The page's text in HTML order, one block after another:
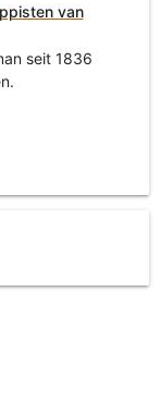
van
seit 1836